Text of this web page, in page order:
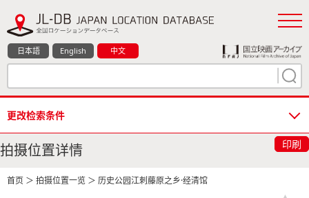
日本語 English 中文
更改检索条件
拍摄位置详情 印刷
首页 ＞ 拍摄位置一览 ＞ 历史公园江刺藤原之乡·经清馆